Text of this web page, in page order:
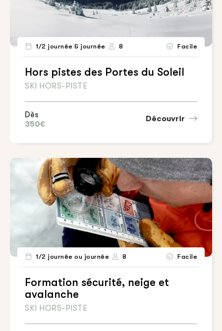
1/2 journée & journée 8 Facile
Hors pistes des Portes du Soleil
SKI HORS-PISTE
Dès
350€
Découvrir
1/2 journée ou journée 8 Facile
Formation sécurité, neige et
avalanche
SKI HORS-PISTE